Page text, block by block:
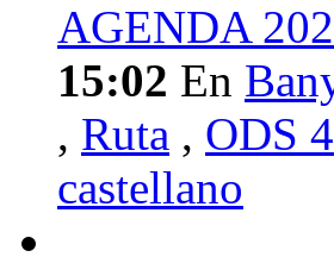
AGENDA
15:02 En
, Ruta , ODS 4
castellano